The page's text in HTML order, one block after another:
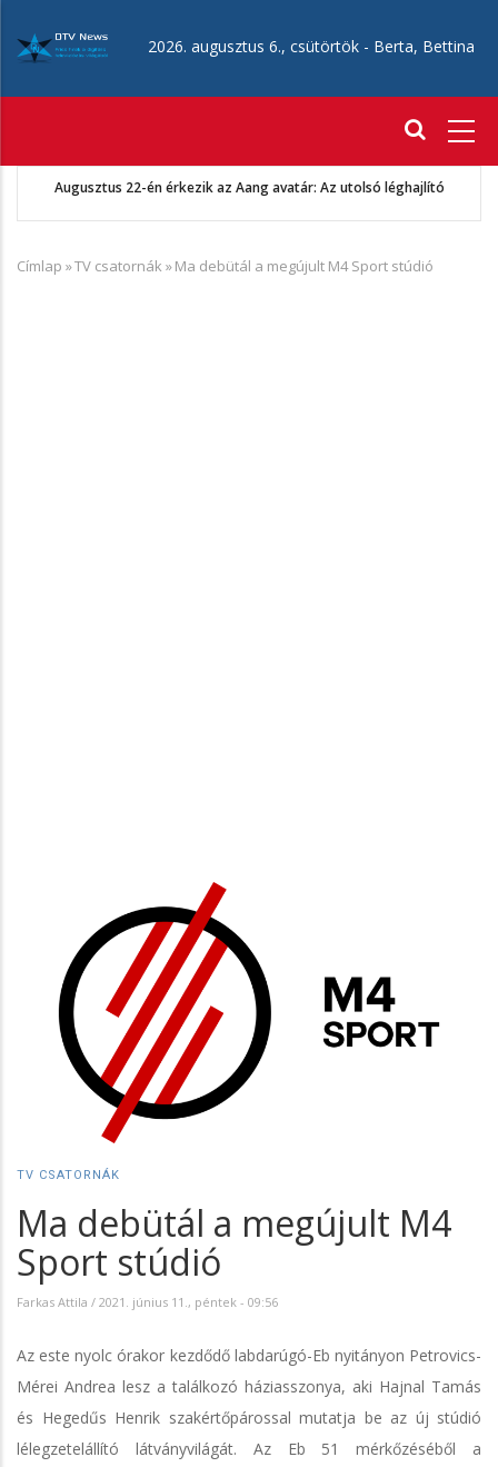
tartalomra
2026. augusztus 6., csütörtök - Berta, Bettina
Augusztus 22-én érkezik az Aang avatár: Az utolsó léghajlító
Morzsa
Címlap »TV csatornák »Ma debütál a megújult M4 Sport stúdió
TV CSATORNÁK
Ma debütál a megújult M4
Sport stúdió
Farkas Attila / 2021. június 11., péntek - 09:56
Az este nyolc órakor kezdődő labdarúgó-Eb nyitányon Petrovics-
Mérei Andrea lesz a találkozó háziasszonya, aki Hajnal Tamás
és Hegedűs Henrik szakértőpárossal mutatja be az új stúdió
lélegzetelállító látványvilágát. Az Eb 51 mérkőzéséből a